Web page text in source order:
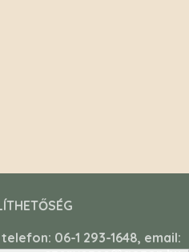
06-1 293-1648, email: